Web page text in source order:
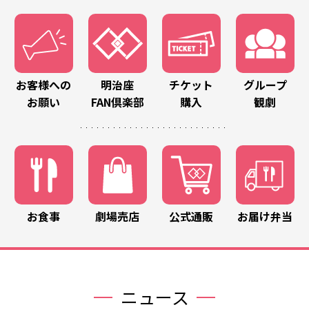
お客様への
お願い
明治座
FAN倶楽部
チケット
購入
グループ
観劇
お食事 劇場売店 公式通販 お届け弁当
ニュース